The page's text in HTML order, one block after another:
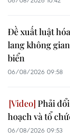
Đề xuất luật
lang không
biển
06/08/2026 09:58
Phải
hoạch và tổ
06/08/2026 09:53